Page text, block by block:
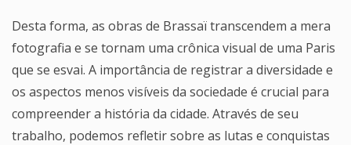
Desta forma, as obras de Brassaï transcendem a mera
fotografia e se tornam uma crônica visual de uma Paris
que se esvai. A importância de registrar a diversidade e
os aspectos menos visíveis da sociedade é crucial para
compreender a história da cidade. Através de seu
trabalho, podemos refletir sobre as lutas e conquistas